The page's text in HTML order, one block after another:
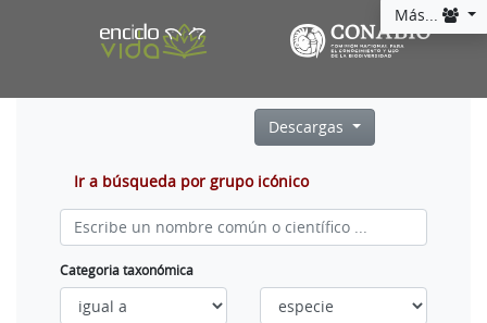
Más...
Descargas
Ir a búsqueda por grupo icónico
Categoria taxonómica